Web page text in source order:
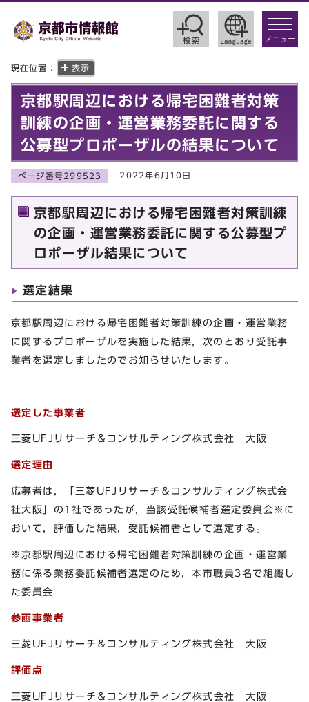
toggle
メニュー
現在位置： 表示
京都駅周辺における帰宅困難者対策
訓練の企画・運営業務委託に関する
公募型プロポーザルの結果について
ページ番号299523 2022年6月10日
京都駅周辺における帰宅困難者対策訓練
の企画・運営業務委託に関する公募型プ
ロポーザル結果について
選定結果
京都駅周辺における帰宅困難者対策訓練の企画・運営業務
に関するプロポーザルを実施した結果，次のとおり受託事
業者を選定しましたのでお知らせいたします。
選定した事業者
三菱UFJリサーチ＆コンサルティング株式会社 大阪
選定理由
応募者は，「三菱UFJリサーチ＆コンサルティング株式会
社大阪」の1社であったが，当該受託候補者選定委員会※に
おいて，評価した結果，受託候補者として選定する。
※京都駅周辺における帰宅困難者対策訓練の企画・運営業
務に係る業務委託候補者選定のため，本市職員3名で組織し
た委員会
参画事業者
三菱UFJリサーチ＆コンサルティング株式会社 大阪
評価点
三菱UFJリサーチ＆コンサルティング株式会社 大阪